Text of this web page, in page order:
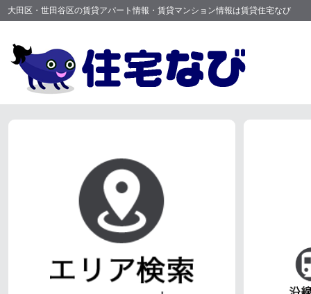
大田区・世田谷区の賃貸アパート情報・賃貸マンション情報は賃貸住宅なび